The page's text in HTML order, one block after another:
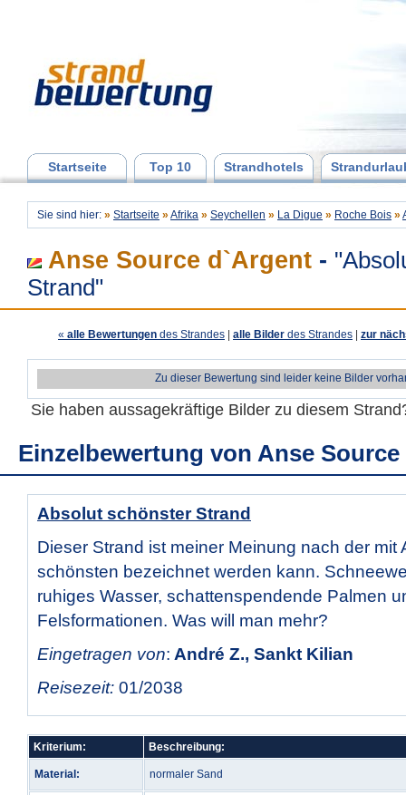
Startseite Top 10 Strandhotels
Sie sind hier: » Startseite » Afrika » Seychellen » La Digue » Roche Bois »
Anse Source d`Argent -
Strand"
« alle Bewertungen des Strandes alle Bilder des Strandes zur
Zu dieser Bewertung sind leider keine Bilder
Sie haben aussagekräftige Bilder zu diesem
Einzelbewertung von Anse
Absolut schönster Strand
Dieser Strand ist meiner Meinung nach der mit
schönsten bezeichnet werden kann.
ruhiges Wasser, schattenspendende Palmen
Felsformationen. Was will man mehr?
Eingetragen von: André Z., Sankt Kilian
Reisezeit: 01/2038
Kriterium: Beschreibung:
Material: normaler Sand